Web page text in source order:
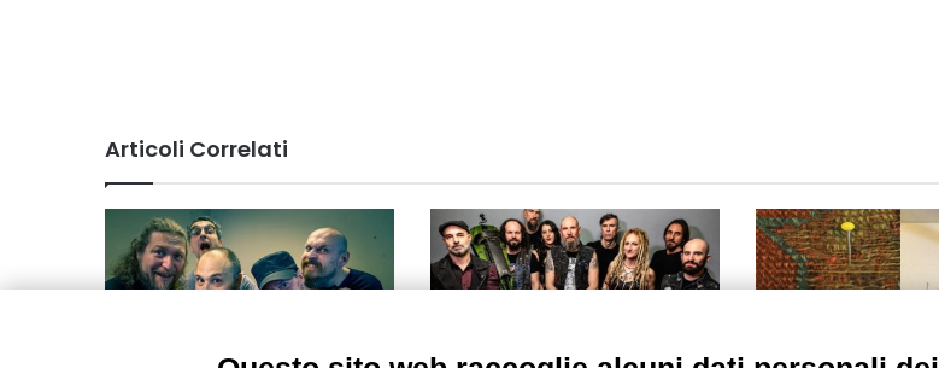
Articoli Correlati